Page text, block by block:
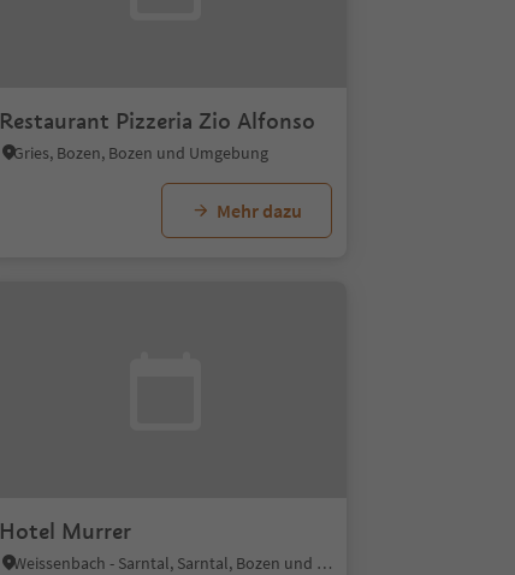
Restaurant Pizzeria Zio Alfonso
Gries, Bozen, Bozen und Umgebung
Mehr dazu
Hotel Murrer
Weissenbach - Sarntal, Sarntal, Bozen und Umgebung